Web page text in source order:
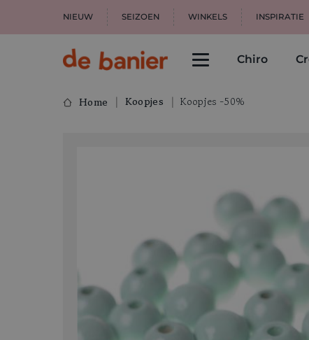
NIEUW SEIZOEN WINKELS INSPIRATIE
Chiro
Home Koopjes Koopjes -50%